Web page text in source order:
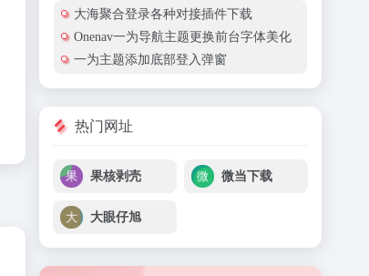
大海聚合登录各种对接插件下载
Onenav一为导航主题更换前台字体美化
一为主题添加底部登入弹窗
热门网址
果核剥壳 微当下载
大眼仔旭